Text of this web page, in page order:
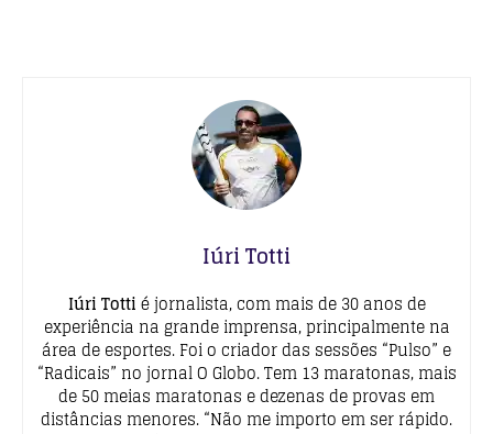
Iúri Totti
Iúri Totti é jornalista, com mais de 30 anos de
experiência na grande imprensa, principalmente na
área de esportes. Foi o criador das sessões “Pulso” e
“Radicais” no jornal O Globo. Tem 13 maratonas, mais
de 50 meias maratonas e dezenas de provas em
distâncias menores. “Não me importo em ser rápido.